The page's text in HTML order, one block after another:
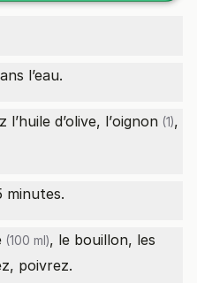
l’eau.
mettez l’huile d’olive, l’oignon (1),
minutes.
(100 ml), le bouillon, les
poivrez.